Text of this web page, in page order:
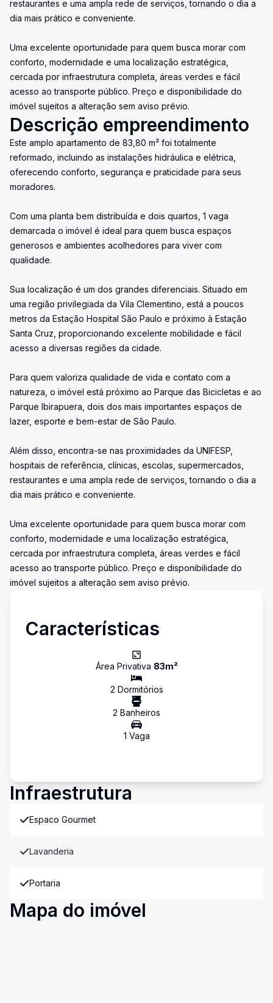
restaurantes e uma ampla rede de serviços, tornando o dia a
dia mais prático e conveniente.
Uma excelente oportunidade para quem busca morar com
conforto, modernidade e uma localização estratégica,
cercada por infraestrutura completa, áreas verdes e fácil
acesso ao transporte público. Preço e disponibilidade do
imóvel sujeitos a alteração sem aviso prévio.
Descrição empreendimento
Este amplo apartamento de 83,80 m² foi totalmente
reformado, incluindo as instalações hidráulica e elétrica,
oferecendo conforto, segurança e praticidade para seus
moradores.
Com uma planta bem distribuída e dois quartos, 1 vaga
demarcada o imóvel é ideal para quem busca espaços
generosos e ambientes acolhedores para viver com
qualidade.
Sua localização é um dos grandes diferenciais. Situado em
uma região privilegiada da Vila Clementino, está a poucos
metros da Estação Hospital São Paulo e próximo à Estação
Santa Cruz, proporcionando excelente mobilidade e fácil
acesso a diversas regiões da cidade.
Para quem valoriza qualidade de vida e contato com a
natureza, o imóvel está próximo ao Parque das Bicicletas e ao
Parque Ibirapuera, dois dos mais importantes espaços de
lazer, esporte e bem-estar de São Paulo.
Além disso, encontra-se nas proximidades da UNIFESP,
hospitais de referência, clínicas, escolas, supermercados,
restaurantes e uma ampla rede de serviços, tornando o dia a
dia mais prático e conveniente.
Uma excelente oportunidade para quem busca morar com
conforto, modernidade e uma localização estratégica,
cercada por infraestrutura completa, áreas verdes e fácil
acesso ao transporte público. Preço e disponibilidade do
imóvel sujeitos a alteração sem aviso prévio.
Características
Área Privativa 83m²
2 Dormitórios
2 Banheiros
1 Vaga
Infraestrutura
Espaco Gourmet
Lavanderia
Portaria
Mapa do imóvel